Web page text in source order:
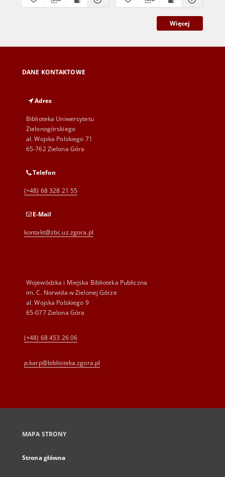
Więcej
DANE KONTAKTOWE
Adres
Biblioteka Uniwersytetu
Zielonogórskiego
al. Wojska Polskiego 71
65-762 Zielona Góra
Telefon
(+48) 68 328 21 55
E-Mail
kontakt@zbc.uz.zgora.pl
Wojewódzka i Miejska Biblioteka Publiczna
im. C. Norwida w Zielonej Górze
al. Wojska Polskiego 9
65-077 Zielona Góra
(+48) 68 453 26 06
p.karp@biblioteka.zgora.pl
MAPA STRONY
Strona główna